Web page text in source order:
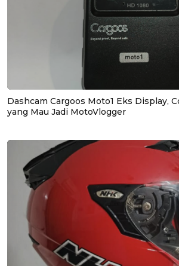
Dashcam Cargoos Moto1 Eks Display,
yang Mau Jadi MotoVlogger